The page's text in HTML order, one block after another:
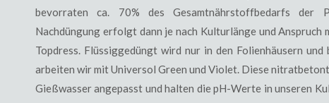
bevorraten ca. 70% des Gesamtnährstoffbedarfs der
Nachdüngung erfolgt dann je nach Kulturlänge und Anspruch
Topdress. Flüssiggedüngt wird nur in den Folienhäusern
arbeiten wir mit Universol Green und Violet. Diese
Gießwasser angepasst und halten die pH-Werte in unseren